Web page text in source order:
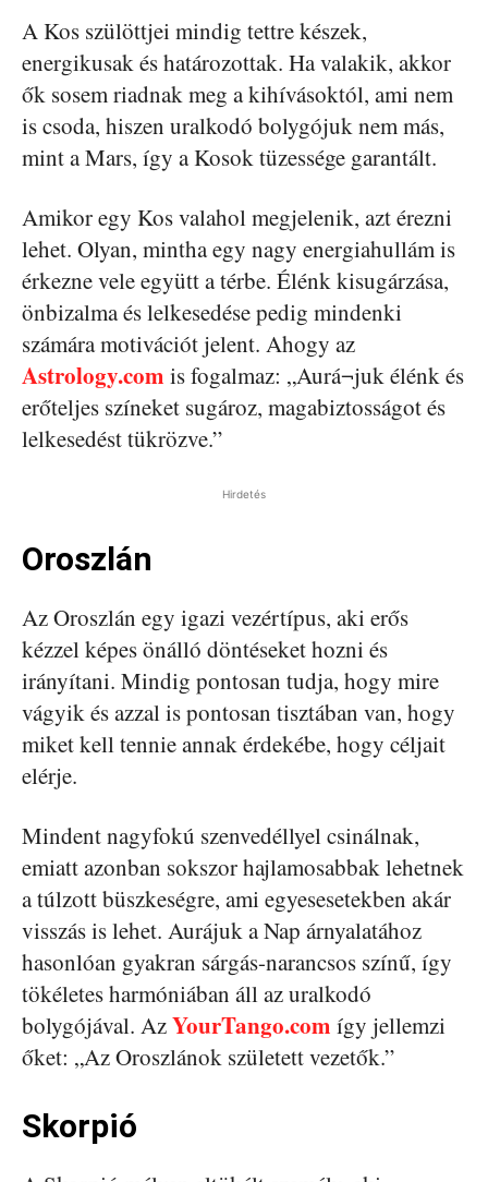
A Kos szülöttjei mindig tettre készek,
energikusak és határozottak. Ha valakik, akkor
ők sosem riadnak meg a kihívásoktól, ami nem
is csoda, hiszen uralkodó bolygójuk nem más,
mint a Mars, így a Kosok tüzessége garantált.
Amikor egy Kos valahol megjelenik, azt érezni
lehet. Olyan, mintha egy nagy energiahullám is
érkezne vele együtt a térbe. Élénk kisugárzása,
önbizalma és lelkesedése pedig mindenki
számára motivációt jelent. Ahogy az
Astrology.com is fogalmaz: „Aurá¬juk élénk és
erőteljes színeket sugároz, magabiztosságot és
lelkesedést tükrözve.”
Hirdetés
Oroszlán
Az Oroszlán egy igazi vezértípus, aki erős
kézzel képes önálló döntéseket hozni és
irányítani. Mindig pontosan tudja, hogy mire
vágyik és azzal is pontosan tisztában van, hogy
miket kell tennie annak érdekébe, hogy céljait
elérje.
Mindent nagyfokú szenvedéllyel csinálnak,
emiatt azonban sokszor hajlamosabbak lehetnek
a túlzott büszkeségre, ami egyesesetekben akár
visszás is lehet. Aurájuk a Nap árnyalatához
hasonlóan gyakran sárgás-narancsos színű, így
tökéletes harmóniában áll az uralkodó
bolygójával. AzYourTango.com így jellemzi
őket: „Az Oroszlánok született vezetők.”
Skorpió